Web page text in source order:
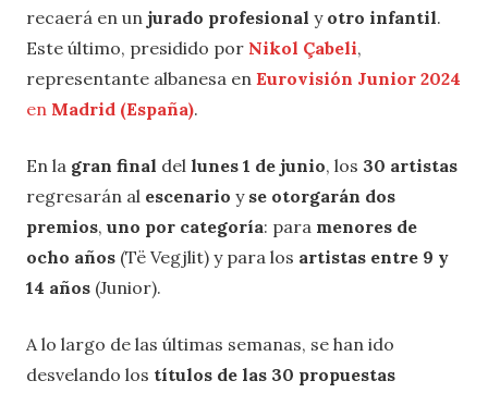
recaerá en un jurado profesional y otro infantil.
Este último, presidido por Nikol Çabeli,
representante albanesa en Eurovisión Junior 2024
en Madrid (España).
En la gran final del lunes 1 de junio, los 30 artistas
regresarán al escenario y se otorgarán dos
premios, uno por categoría: para menores de
ocho años (Të Vegjlit) y para los artistas entre 9 y
14 años (Junior).
A lo largo de las últimas semanas, se han ido
desvelando los títulos de las 30 propuestas